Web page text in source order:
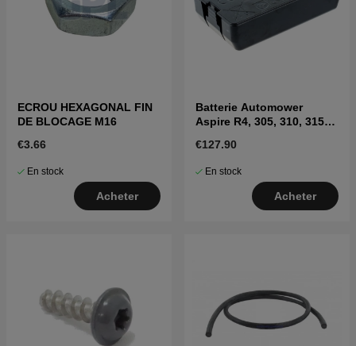
ECROU HEXAGONAL FIN
DE BLOCAGE M16
€3.66
En stock
Acheter
Batterie Automower
Aspire R4, 305, 310, 315
€127.90
En stock
Acheter